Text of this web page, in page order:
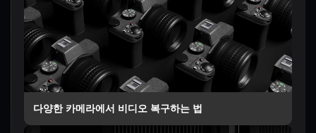
다양한 카메라에서 비디오 복구하는 법